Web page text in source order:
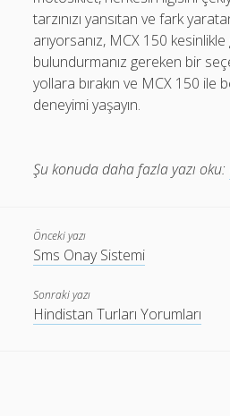
tarzınızı yansıtan ve fark
arıyorsanız, MCX 150
bulundurmanız gereken bir
yollara bırakın ve MCX 150 ile
deneyimi yaşayın.
Şu konuda daha fazla yazı oku:
Önceki yazı
Sms Onay Sistemi
Sonraki yazı
Hindistan Turları Yorumları